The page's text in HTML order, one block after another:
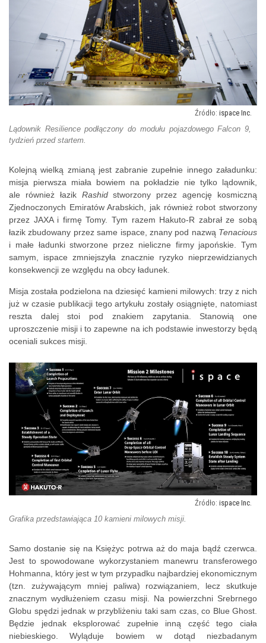
ispace Inc.
Lądownik Resilience podłączony do modułu pojazdowego Falcon 9,
tydzień przed startem.
Kolejną wielką zmianą jest zabranie zupełnie innego załadunku:
misja pierwsza miała bowiem na pokładzie nie tylko lądownik,
ale również łazik Rashidstworzony przez agencję kosmiczną
Zjednoczonych Emiratów Arabskich, jak również robot stworzony
przez JAXA i firmę Tomy. Tym razem Hakuto-R zabrał ze sobą
łazik zbudowany przez same ispace, znany pod nazwą Tenacious
i małe ładunki stworzone przez nieliczne firmy japońskie. Tym
samym, ispace zmniejszyła znacznie ryzyko nieprzewidzianych
konsekwencji ze względu na obcy ładunek.
Misja została podzielona na dziesięć kamieni milowych: trzy z nich
już w czasie publikacji tego artykułu zostały osiągnięte, natomiast
reszta dalej stoi pod znakiem zapytania. Stanowią one
uproszczenie misji i to zapewne na ich podstawie inwestorzy będą
oceniali sukces misji.
ispace Inc.
Grafika przedstawiająca 10 kamieni milowych misji.
Samo dostanie się na Księżyc potrwa aż do maja bądź czerwca.
Jest to spowodowane wykorzystaniem manewru transferowego
Hohmanna, który jest w tym przypadku najbardziej ekonomicznym
(tzn. zużywającym mniej paliwa) rozwiązaniem, lecz skutkuje
znacznym wydłużeniem czasu misji. Na powierzchni Srebrnego
Globu spędzi jednak w przybliżeniu taki sam czas, co Blue Ghost.
Będzie jednak eksplorować zupełnie inną część tego ciała
niebieskiego. Wyląduje bowiem w dotąd niezbadanym